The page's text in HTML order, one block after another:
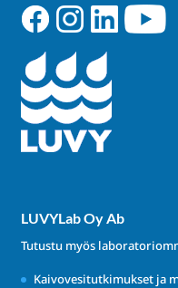
LUVYLab Oy Ab
Tutustu myös
Kaivovesitutkimukset ja